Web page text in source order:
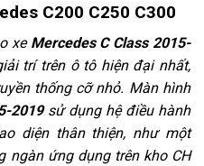
C200 C250 C300
xe Mercedes C Class 2015-
trí trên ô tô hiện đại nhất,
thống cỡ nhỏ. Màn hình
2019sử dụng hệ điều hành
diện thân thiện, như một
ngàn ứng dụng trên kho CH